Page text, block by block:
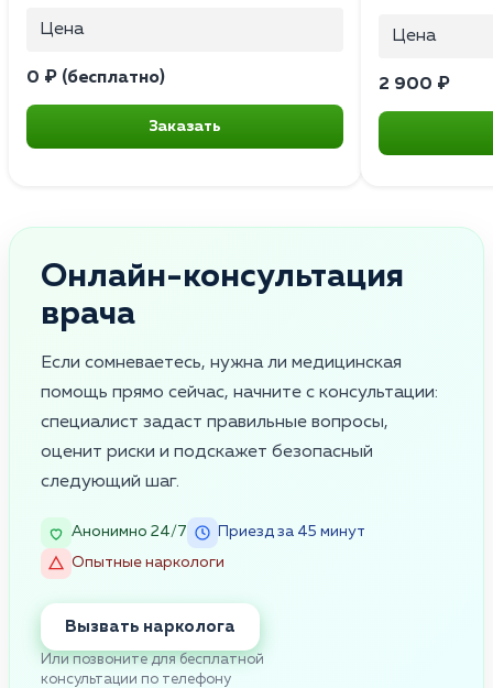
Цена
0 ₽ (бесплатно)
Заказать
Цена
2 900 ₽
Онлайн-консультация
врача
Если сомневаетесь, нужна ли медицинская
помощь прямо сейчас, начните с консультации:
специалист задаст правильные вопросы,
оценит риски и подскажет безопасный
следующий шаг.
Анонимно 24/7
Приезд за 45 минут
Опытные наркологи
Вызвать нарколога
Или позвоните для бесплатной
консультации по телефону